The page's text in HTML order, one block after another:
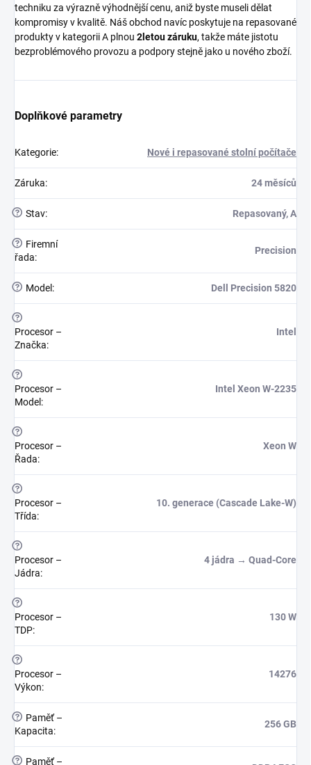
techniku za výrazně výhodnější cenu, aniž byste museli dělat
kompromisy v kvalitě. Náš obchod navíc poskytuje na repasované
produkty v kategorii A plnou 2letou záruku, takže máte jistotu
bezproblémového provozu a podpory stejně jako u nového zboží.
Doplňkové parametry
Kategorie: Nové i repasované stolní počítače
Záruka: 24 měsíců
? Stav: Repasovaný, A
?
Firemní
řada:
Precision
? Model : Dell Precision 5820
?
Procesor –
Značka:
Intel
?
Procesor –
Model :
Intel Xeon W-2235
?
Procesor –
Řada:
Xeon W
?
Procesor –
Třída:
10. generace (Cascade Lake-W)
?
Procesor –
Jádra:
4 jádra → Quad-Core
?
Procesor –
TDP:
130 W
?
Procesor –
Výkon:
14276
?
Paměť –
Kapacita:
256 GB
? Paměť –